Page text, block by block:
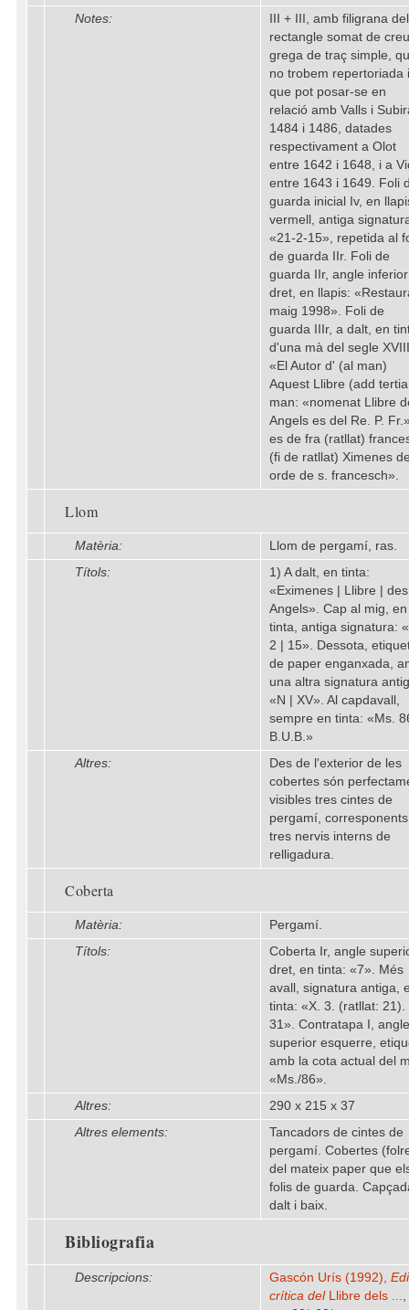
Notes:
III + III, amb filigrana del
rectangle somat de creu
grega de traç simple,
no trobem repertoriada i
que pot posar-se en
relació amb Valls i
1484 i 1486, datades
respectivament a Olot
entre 1642 i 1648, i a
entre 1643 i 1649. Foli
guarda inicial Iv, en
vermell, antiga
«21-2-15», repetida al
de guarda IIr. Foli de
guarda IIr, angle inferior
dret, en llapis:
maig 1998». Foli de
guarda IIIr, a dalt, en
d'una mà del segle
«El Autor d' (al man)
Aquest Llibre (add tertia
man: «nomenat Llibre
Angels es del Re. P.
es de fra (ratllat)
(fi de ratllat) Ximenes
orde de s. francesch».
Llom
Matèria:
Llom de pergamí, ras.
Títols:
1) A dalt, en tinta:
«Eximenes | Llibre | des
Angels». Cap al mig, en
tinta, antiga signatura:
2 | 15». Dessota,
de paper enganxada,
una altra signatura
«N | XV». Al capdavall,
sempre en tinta: «Ms.
B.U.B.»
Altres:
Des de l'exterior de les
cobertes són
visibles tres cintes de
pergamí,
tres nervis interns de
relligadura.
Coberta
Matèria:
Pergamí.
Títols:
Coberta Ir, angle
dret, en tinta: «7». Més
avall, signatura antiga,
tinta: «X. 3. (ratllat: 21).
31». Contratapa I, angle
superior esquerre,
amb la cota actual del
«Ms./86».
Altres:
290 x 215 x 37
Altres elements:
Tancadors de cintes de
pergamí. Cobertes
del mateix paper que
folis de guarda.
dalt i baix.
Bibliografia
Descripcions: Gascón Urís (1992),
crítica del Llibre dels ...,